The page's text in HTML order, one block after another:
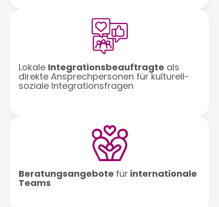
Lokale Integrationsbeauftragte als
direkte Ansprechpersonen für kulturell-
soziale Integrationsfragen
Beratungsangebote für internationale
Teams